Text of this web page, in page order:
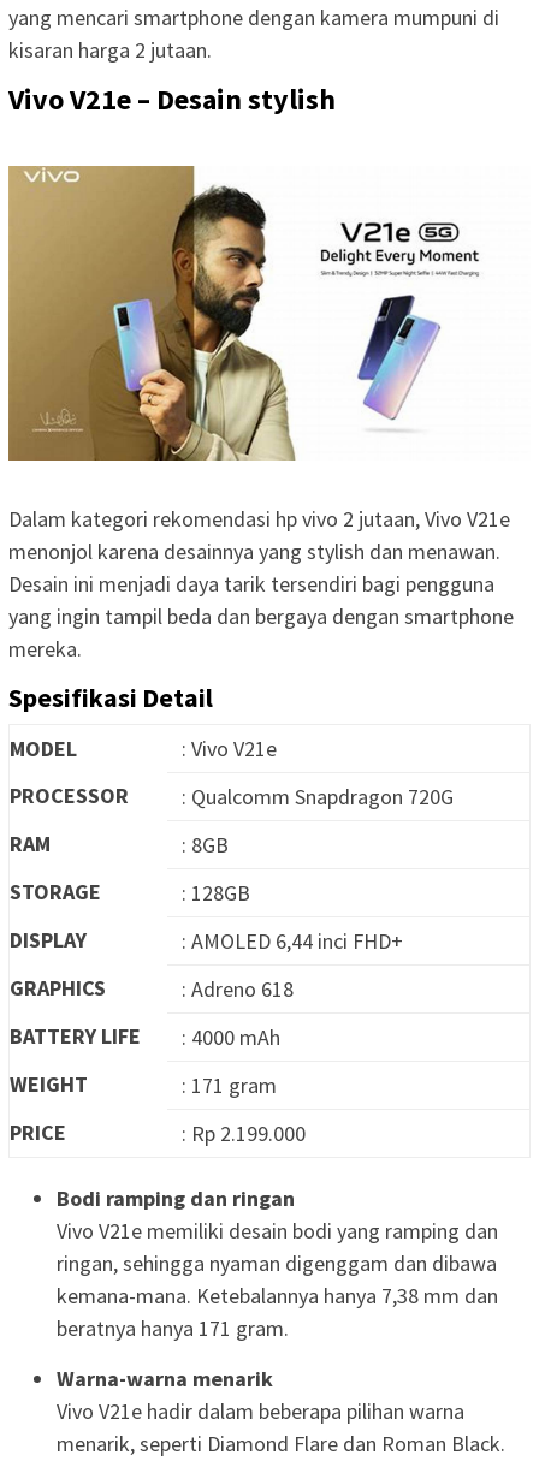
yang mencari smartphone dengan kamera mumpuni di
kisaran harga 2 jutaan.
Vivo V21e – Desain stylish
Dalam kategori rekomendasi hp vivo 2 jutaan, Vivo V21e
menonjol karena desainnya yang stylish dan menawan.
Desain ini menjadi daya tarik tersendiri bagi pengguna
yang ingin tampil beda dan bergaya dengan smartphone
mereka.
Spesifikasi Detail
MODEL
: Vivo V21e
PROCESSOR
: Qualcomm Snapdragon 720G
RAM
: 8GB
STORAGE
: 128GB
DISPLAY
: AMOLED 6,44 inci FHD+
GRAPHICS
: Adreno 618
BATTERY LIFE
: 4000 mAh
WEIGHT
: 171 gram
PRICE
: Rp 2.199.000
Bodi ramping dan ringan
Vivo V21e memiliki desain bodi yang ramping dan
ringan, sehingga nyaman digenggam dan dibawa
kemana-mana. Ketebalannya hanya 7,38 mm dan
beratnya hanya 171 gram.
Warna-warna menarik
Vivo V21e hadir dalam beberapa pilihan warna
menarik, seperti Diamond Flare dan Roman Black.